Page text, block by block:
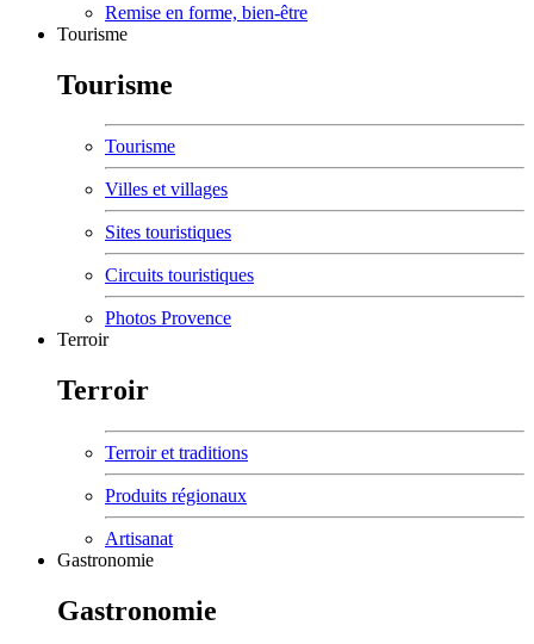
Remise en forme, bien-être
Tourisme
Tourisme
Tourisme
Villes et villages
Sites touristiques
Circuits touristiques
Photos Provence
Terroir
Terroir
Terroir et traditions
Produits régionaux
Artisanat
Gastronomie
Gastronomie